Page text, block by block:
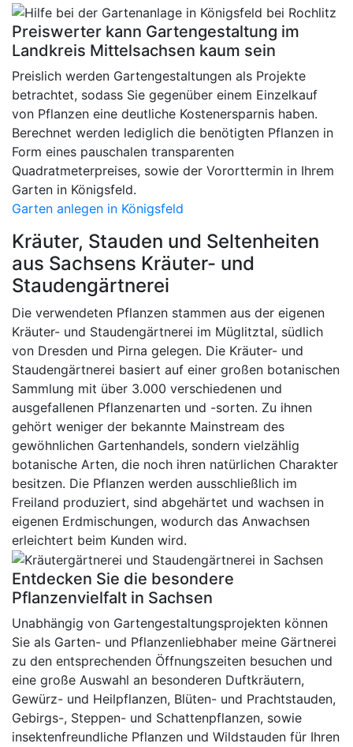
Preiswerter kann Gartengestaltung im
Landkreis Mittelsachsen kaum sein
Preislich werden Gartengestaltungen als Projekte
betrachtet, sodass Sie gegenüber einem Einzelkauf
von Pflanzen eine deutliche Kostenersparnis haben.
Berechnet werden lediglich die benötigten Pflanzen in
Form eines pauschalen transparenten
Quadratmeterpreises, sowie der Vororttermin in Ihrem
Garten in Königsfeld.
Garten anlegen in Königsfeld
Kräuter, Stauden und Seltenheiten
aus Sachsens Kräuter- und
Staudengärtnerei
Die verwendeten Pflanzen stammen aus der eigenen
Kräuter- und Staudengärtnerei im Müglitztal, südlich
von Dresden und Pirna gelegen. Die Kräuter- und
Staudengärtnerei basiert auf einer großen botanischen
Sammlung mit über 3.000 verschiedenen und
ausgefallenen Pflanzenarten und -sorten. Zu ihnen
gehört weniger der bekannte Mainstream des
gewöhnlichen Gartenhandels, sondern vielzählig
botanische Arten, die noch ihren natürlichen Charakter
besitzen. Die Pflanzen werden ausschließlich im
Freiland produziert, sind abgehärtet und wachsen in
eigenen Erdmischungen, wodurch das Anwachsen
erleichtert beim Kunden wird.
Entdecken Sie die besondere
Pflanzenvielfalt in Sachsen
Unabhängig von Gartengestaltungsprojekten können
Sie als Garten- und Pflanzenliebhaber meine Gärtnerei
zu den entsprechenden Öffnungszeiten besuchen und
eine große Auswahl an besonderen Duftkräutern,
Gewürz- und Heilpflanzen, Blüten- und Prachtstauden,
Gebirgs-, Steppen- und Schattenpflanzen, sowie
insektenfreundliche Pflanzen und Wildstauden für Ihren